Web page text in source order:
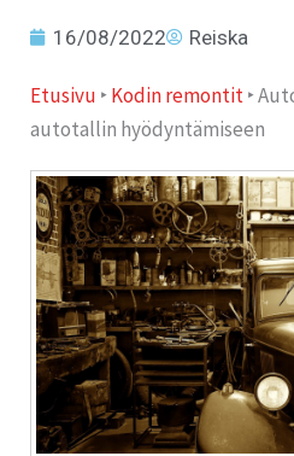
16/08/2022 Reiska
Etusivu ‣Kodin remontit‣
autotallin hyödyntämiseen